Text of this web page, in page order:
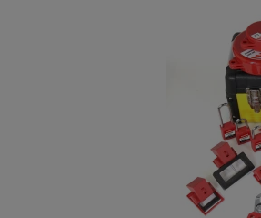
estándar para el bloqueo y todo cabe